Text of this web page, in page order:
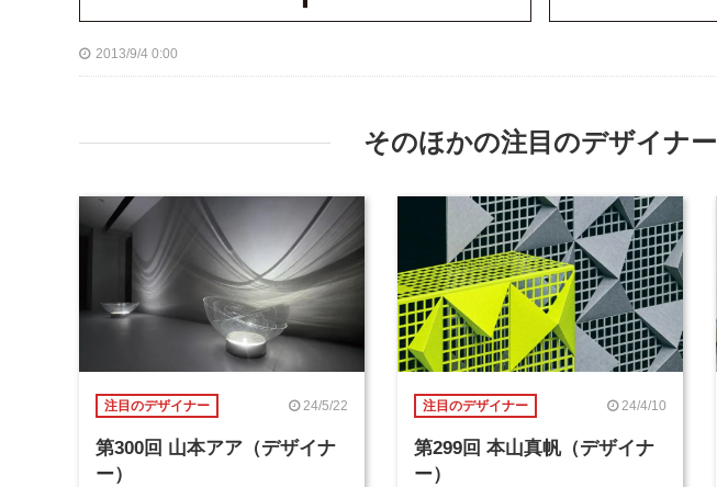
2013/9/4 0:00
そのほかの注目のデザイナー
注目のデザイナー 24/5/22
第300回 山本アア（デザイナ
ー）
注目のデザイナー 24/4/10
第299回 本山真帆（デザイナ
ー）